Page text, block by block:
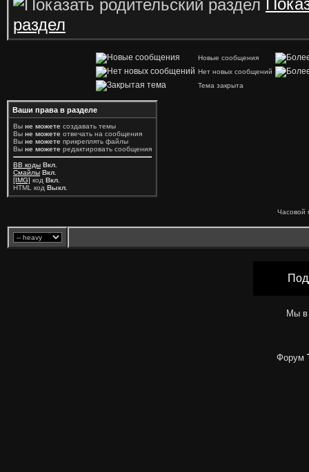
раздел
Новые сообщения
Нет новых сообщений
Тема закрыта
Ваши права в разделе
Вы не можете создавать темы
Вы не можете отвечать на сообщения
Вы не можете прикреплять файлы
Вы не можете редактировать сообщения
BB коды Вкл.
Смайлы Вкл.
[IMG] код Вкл.
HTML код Выкл.
Часовой
Мы в
Форум